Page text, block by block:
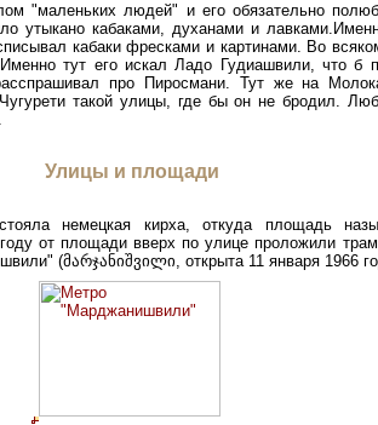
"маленьких людей" и его обязательно
утыкано кабаками, духанами и
кабаки фресками и картинами. Во
тут его искал Ладо Гудиашвили, что
про Пиросмани. Тут же на
такой улицы, где бы он не бродил.
Улицы и площади
немецкая кирха, откуда площадь
от площади вверх по улице проложили
(მარჯანიშვილი, открыта 11 января 1966